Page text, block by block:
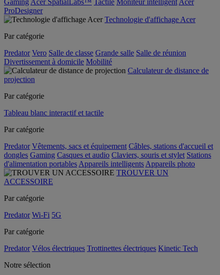
Gaming Acer SpatialLabs™ Tactile Moniteur intelligent Acer
ProDesigner
Technologie d'affichage Acer
Par catégorie
Predator Vero Salle de classe Grande salle Salle de réunion
Divertissement à domicile Mobilité
Calculateur de distance de
projection
Par catégorie
Tableau blanc interactif et tactile
Par catégorie
Predator Vêtements, sacs et équipement Câbles, stations d'accueil et
dongles Gaming Casques et audio Claviers, souris et stylet Stations
d'alimentation portables Appareils intelligents Appareils photo
TROUVER UN
ACCESSOIRE
Par catégorie
Predator Wi-Fi 5G
Par catégorie
Predator Vélos électriques Trottinettes électriques Kinetic Tech
Notre sélection